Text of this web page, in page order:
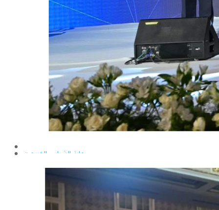
شروط قبول الطلاب الوافديين
متطلبات منح درجة الدكتوراة
إيداع الرسائل بالمكتبة المركزية
نماذج البعثات والمهمات العلمية
قواعد كتابة الرسائل العلمية
محطة التجارب و البحوث الزراعية
خدمة المجتمع وتنمية البيئة
تقرير قطاع شئون البيئة و خدمة المجتمع
عن قطاع خدمة المجتمع وتنمية البيئة
الخطة السنوية للقطاع
وحدة الأزمات والكوارث
رعاية الشباب والخريجون
رعاية الشباب
الخدمات التى تقدمها الإدارة
كيفية مشاركة الطالب فى النشاط